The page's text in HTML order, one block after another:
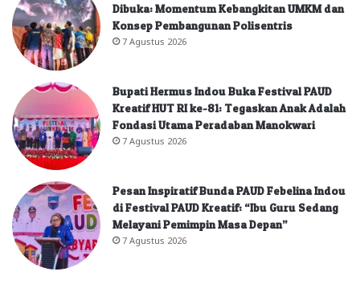
Dibuka: Momentum Kebangkitan UMKM dan
Konsep Pembangunan Polisentris
7 Agustus 2026
Bupati Hermus Indou Buka Festival PAUD
Kreatif HUT RI ke-81: Tegaskan Anak Adalah
Fondasi Utama Peradaban Manokwari
7 Agustus 2026
Pesan Inspiratif Bunda PAUD Febelina Indou
di Festival PAUD Kreatif: “Ibu Guru Sedang
Melayani Pemimpin Masa Depan”
7 Agustus 2026